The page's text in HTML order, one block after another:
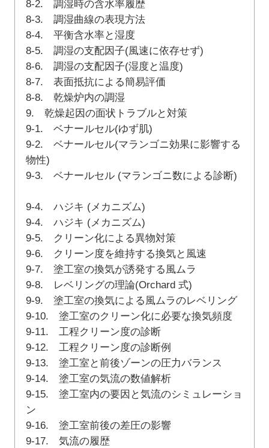
8-2. 調湿時の含水率履歴
8-3. 調湿曲線の表現方法
8-4. 平衡含水率と湿度
8-5. 調湿の支配因子(風速に依存せず)
8-6. 調湿の支配因子(湿度と温度)
8-7. 表面抵抗による簡易評価
8-8. 乾燥炉内の調湿
9. 乾燥起因の面状トラブルと対策
9-1. ベナールセル(ゆず肌)
9-2. ベナールセル(マランゴニ効果に影響する
物性)
9-3. ベナールセル (マランゴニ数による診断)
9-4. ハジキ (メカニズム)
9-4. ハジキ (メカニズム)
9-5. クリーン化による異物対策
9-6. クリーン度を維持する換気と風速
9-7. 塗工室の換気が誘発する風ムラ
9-8. レベリングの理論(Orchard 式)
9-9. 塗工室の換気による風ムラのレベリング
9-10. 塗工室のクリーン化に必要な換気頻度
9-11. 工程クリーン度の診断
9-12. 工程クリーン度の診断例
9-13. 塗工室と前後ゾーンの圧力バランス
9-14. 塗工室の気流の数値解析
9-15. 塗工室内の要因と気流のシミュレーショ
ン
9-16. 塗工室前後の差圧の影響
9-17. 気流の履歴